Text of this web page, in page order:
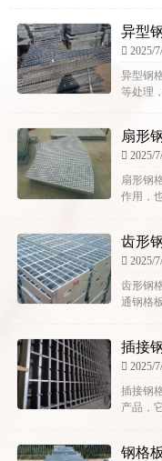
异型
2025/
异型钢
等处理
扇形
2025/
扇形钢
作用，
齿形
2025/
齿形钢
通钢格
插接
2025/
插接钢
产品，
钢格板